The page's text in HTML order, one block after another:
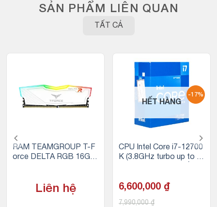
SẢN PHẨM LIÊN QUAN
TẤT CẢ
RAM TEAMGROUP T-F
orce DELTA RGB 16GB
Liên hệ
-17%
HẾT HÀNG
CPU Intel Core i7-12700
K (3.8GHz turbo up to 5.
ocket Intel LGA 1700/Al
6,600,000 ₫
7,990,000₫